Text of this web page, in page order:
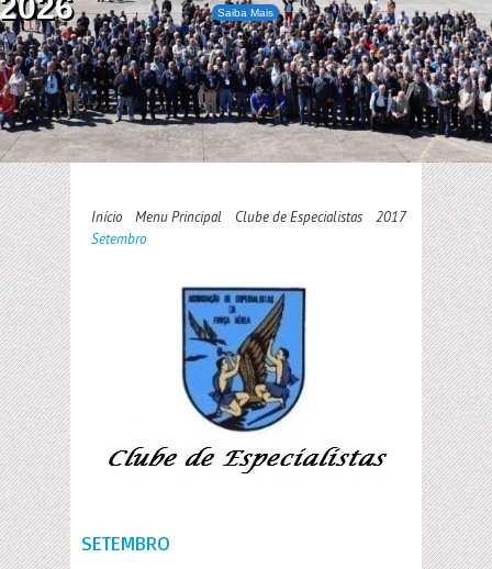
Saiba Mais
Início Menu Principal Clube de Especialistas
2017
Setembro
SETEMBRO